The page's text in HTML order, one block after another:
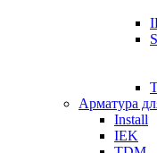
Арматура
Install
IEK